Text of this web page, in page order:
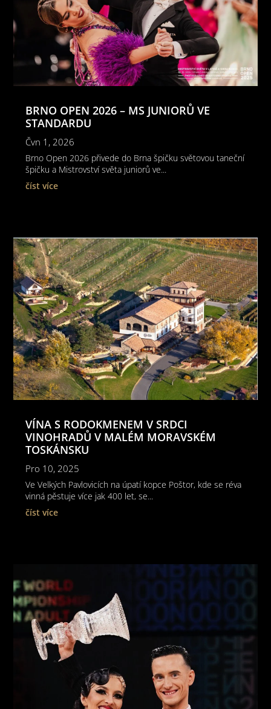
BRNO OPEN 2026 – MS JUNIORŮ VE
STANDARDU
Čvn 1, 2026
Brno Open 2026 přivede do Brna špičku světovou taneční
špičku a Mistrovství světa juniorů ve...
číst více
VÍNA S RODOKMENEM V SRDCI
VINOHRADŮ V MALÉM MORAVSKÉM
TOSKÁNSKU
Pro 10, 2025
Ve Velkých Pavlovicích na úpatí kopce Poštor, kde se réva
vinná pěstuje více jak 400 let, se...
číst více